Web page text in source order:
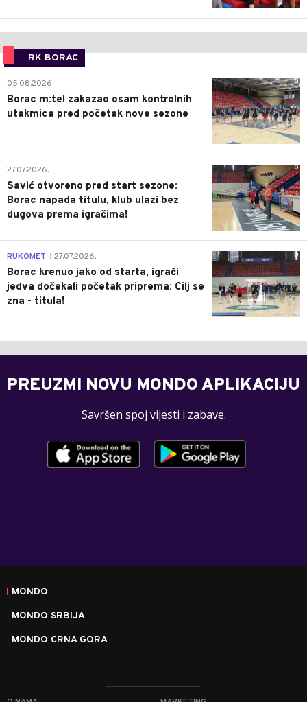
RK BORAC
0
05.08.2026.
Borac m:tel zakazao osam kontrolnih
utakmica pred početak nove sezone
0
27.07.2026.
Savić otvoreno pred start sezone:
Borac napada titulu, klub ulazi bez
dugova prema igračima!
0
RUKOMET 27.07.2026.
Borac krenuo jako od starta, igrači
jedva dočekali početak priprema: Cilj se
zna - titula!
PREUZMI NOVU MONDO APLIKACIJU
Savršen spoj vijesti i zabave.
MONDO
MONDO SRBIJA
MONDO CRNA GORA